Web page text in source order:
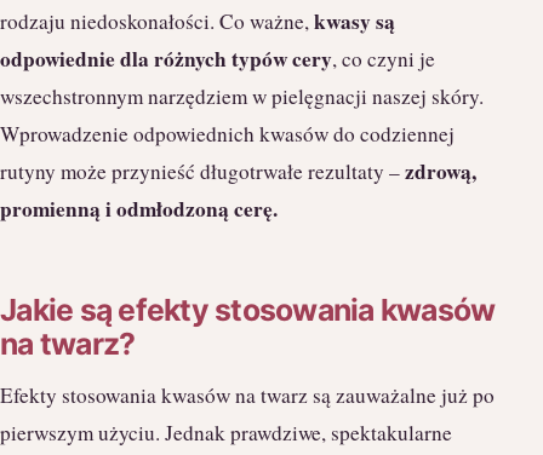
rodzaju niedoskonałości. Co ważne,kwasy są
odpowiednie dla różnych typów cery, co czyni je
wszechstronnym narzędziem w pielęgnacji naszej skóry.
Wprowadzenie odpowiednich kwasów do codziennej
rutyny może przynieść długotrwałe rezultaty –zdrową,
promienną i odmłodzoną cerę.
Jakie są efekty stosowania kwasów
na twarz?
Efekty stosowania kwasów na twarz są zauważalne już po
pierwszym użyciu. Jednak prawdziwe, spektakularne